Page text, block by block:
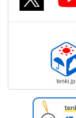
tenki.jp